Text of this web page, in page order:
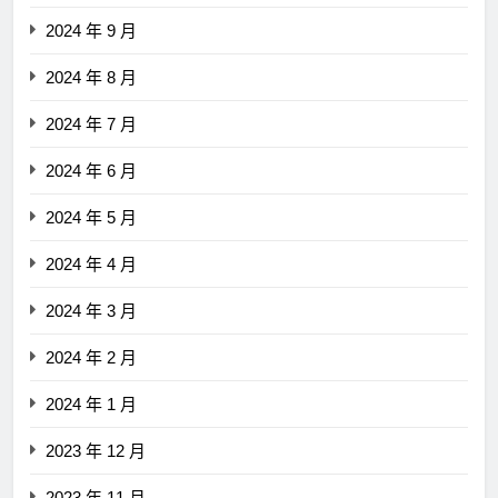
2024 年 9 月
2024 年 8 月
2024 年 7 月
2024 年 6 月
2024 年 5 月
2024 年 4 月
2024 年 3 月
2024 年 2 月
2024 年 1 月
2023 年 12 月